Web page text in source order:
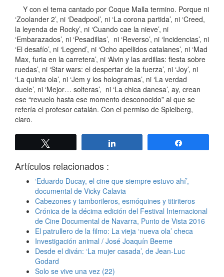
Y con el tema cantado por Coque Malla termino. Porque ni
‘Zoolander 2’, ni ‘Deadpool’, ni ‘La corona partida’, ni ‘Creed,
la leyenda de Rocky’, ni ‘Cuando cae la nieve’, ni
‘Embarazados’, ni ‘Pesadillas’, ni ‘Reverso’, ni ‘Incidencias’, ni
‘El desafío’, ni ‘Legend’, ni ‘Ocho apellidos catalanes’, ni ‘Mad
Max, furia en la carretera’, ni ‘Alvin y las ardillas: fiesta sobre
ruedas’, ni ‘Star wars: el despertar de la fuerza’, ni ‘Joy’, ni
‘La quinta ola’, ni ‘Jem y los hologramas’, ni ‘La verdad
duele’, ni ‘Mejor… solteras’, ni ‘La chica danesa’, ay, crean
ese “revuelo hasta ese momento desconocido” al que se
refería el profesor catalán. Con el permiso de Spielberg,
claro.
Artículos relacionados :
‘Eduardo Ducay, el cine que siempre estuvo ahí’,
documental de Vicky Calavia
Cabezones y tamborileros, esmóquines y titiriteros
Crónica de la décima edición del Festival Internacional
de Cine Documental de Navarra, Punto de Vista 2016
El patrullero de la filmo: La vieja ‘nueva ola’ checa
Investigación animal / José Joaquín Beeme
Desde el diván: ‘La mujer casada’, de Jean-Luc
Godard
Solo se vive una vez (22)